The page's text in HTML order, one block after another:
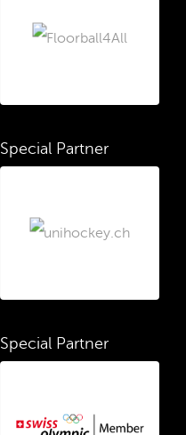
Special Partner
Special Partner